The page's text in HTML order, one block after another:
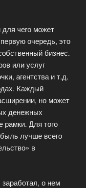
чего может
очередь, это
бизнес.
или услуг
агентства и т.д.
Каждый
но может
денежных
рамки. Для того
лучше всего
в
о нем